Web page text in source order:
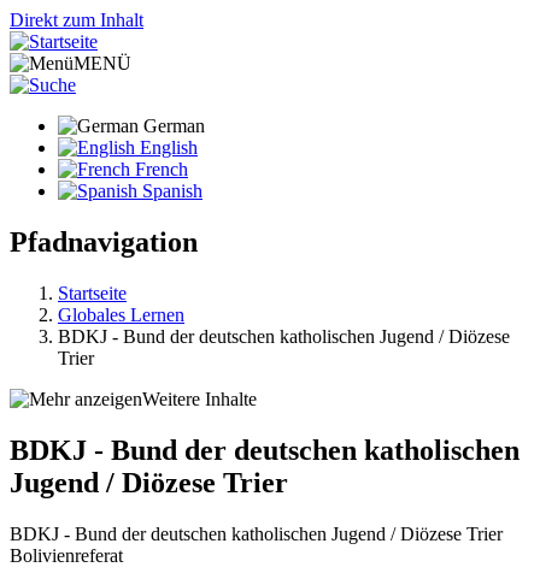
Direkt zum Inhalt
MENÜ
German
English
French
Spanish
Pfadnavigation
Startseite
Globales Lernen
BDKJ - Bund der deutschen katholischen Jugend / Diözese
Trier
Weitere Inhalte
BDKJ - Bund der deutschen katholischen
Jugend / Diözese Trier
BDKJ - Bund der deutschen katholischen Jugend / Diözese Trier
Bolivienreferat